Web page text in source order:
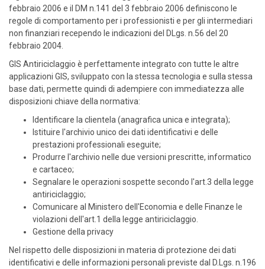
febbraio 2006 e il DM n.141 del 3 febbraio 2006 definiscono le
regole di comportamento per i professionisti e per gli intermediari
non finanziari recependo le indicazioni del DLgs. n.56 del 20
febbraio 2004.
GIS Antiriciclaggio è perfettamente integrato con tutte le altre
applicazioni GIS, sviluppato con la stessa tecnologia e sulla stessa
base dati, permette quindi di adempiere con immediatezza alle
disposizioni chiave della normativa:
Identificare la clientela (anagrafica unica e integrata);
Istituire l'archivio unico dei dati identificativi e delle
prestazioni professionali eseguite;
Produrre l'archivio nelle due versioni prescritte, informatico
e cartaceo;
Segnalare le operazioni sospette secondo l'art.3 della legge
antiriciclaggio;
Comunicare al Ministero dell'Economia e delle Finanze le
violazioni dell'art.1 della legge antiriciclaggio.
Gestione della privacy
Nel rispetto delle disposizioni in materia di protezione dei dati
identificativi e delle informazioni personali previste dal D.Lgs. n.196